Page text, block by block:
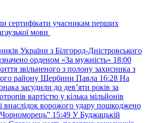
сертифікати учасникам перших
мови
України з Білгород-Дністровського
орденом «За мужність» 18:00
звільненого з полону захисника з
району Щербини Павла 16:28 На
засудили до дев’яти років за
вартістю у кілька мільйонів
внаслідок ворожого удару пошкоджено
15:49 У Буджацькій